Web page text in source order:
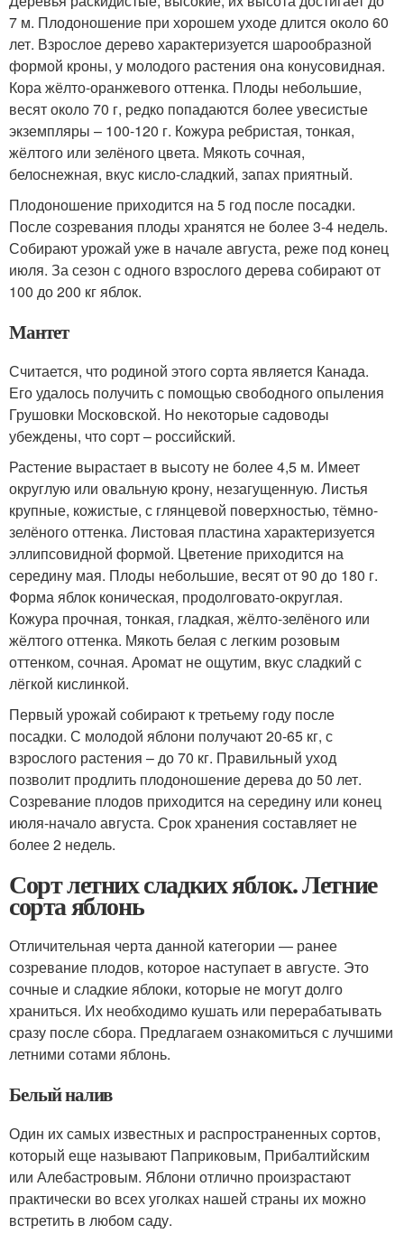
7 м. Плодоношение при хорошем уходе длится около 60
лет. Взрослое дерево характеризуется шарообразной
формой кроны, у молодого растения она конусовидная.
Кора жёлто-оранжевого оттенка. Плоды небольшие,
весят около 70 г, редко попадаются более увесистые
экземпляры – 100-120 г. Кожура ребристая, тонкая,
жёлтого или зелёного цвета. Мякоть сочная,
белоснежная, вкус кисло-сладкий, запах приятный.
Плодоношение приходится на 5 год после посадки.
После созревания плоды хранятся не более 3-4 недель.
Собирают урожай уже в начале августа, реже под конец
июля. За сезон с одного взрослого дерева собирают от
100 до 200 кг яблок.
Мантет
Считается, что родиной этого сорта является Канада.
Его удалось получить с помощью свободного опыления
Грушовки Московской. Но некоторые садоводы
убеждены, что сорт – российский.
Растение вырастает в высоту не более 4,5 м. Имеет
округлую или овальную крону, незагущенную. Листья
крупные, кожистые, с глянцевой поверхностью, тёмно-
зелёного оттенка. Листовая пластина характеризуется
эллипсовидной формой. Цветение приходится на
середину мая. Плоды небольшие, весят от 90 до 180 г.
Форма яблок коническая, продолговато-округлая.
Кожура прочная, тонкая, гладкая, жёлто-зелёного или
жёлтого оттенка. Мякоть белая с легким розовым
оттенком, сочная. Аромат не ощутим, вкус сладкий с
лёгкой кислинкой.
Первый урожай собирают к третьему году после
посадки. С молодой яблони получают 20-65 кг, с
взрослого растения – до 70 кг. Правильный уход
позволит продлить плодоношение дерева до 50 лет.
Созревание плодов приходится на середину или конец
июля-начало августа. Срок хранения составляет не
более 2 недель.
Сорт летних сладких яблок. Летние
сорта яблонь
Отличительная черта данной категории — ранее
созревание плодов, которое наступает в августе. Это
сочные и сладкие яблоки, которые не могут долго
храниться. Их необходимо кушать или перерабатывать
сразу после сбора. Предлагаем ознакомиться с лучшими
летними сотами яблонь.
Белый налив
Один их самых известных и распространенных сортов,
который еще называют Паприковым, Прибалтийским
или Алебастровым. Яблони отлично произрастают
практически во всех уголках нашей страны их можно
встретить в любом саду.